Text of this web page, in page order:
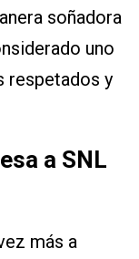
soñadora
uno
respetados y
a SNL
más a